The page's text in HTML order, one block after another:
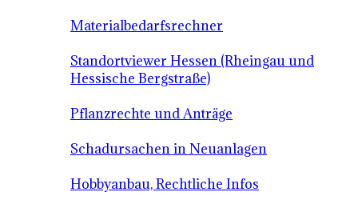
Materialbedarfsrechner
Standortviewer Hessen (Rheingau und
Hessische Bergstraße)
Pflanzrechte und Anträge
Schadursachen in Neuanlagen
Hobbyanbau, Rechtliche Infos